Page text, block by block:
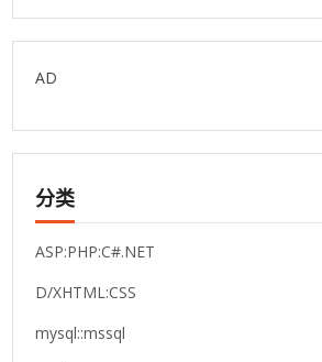
AD
分类
ASP:PHP:C#.NET
D/XHTML:CSS
mysql::mssql